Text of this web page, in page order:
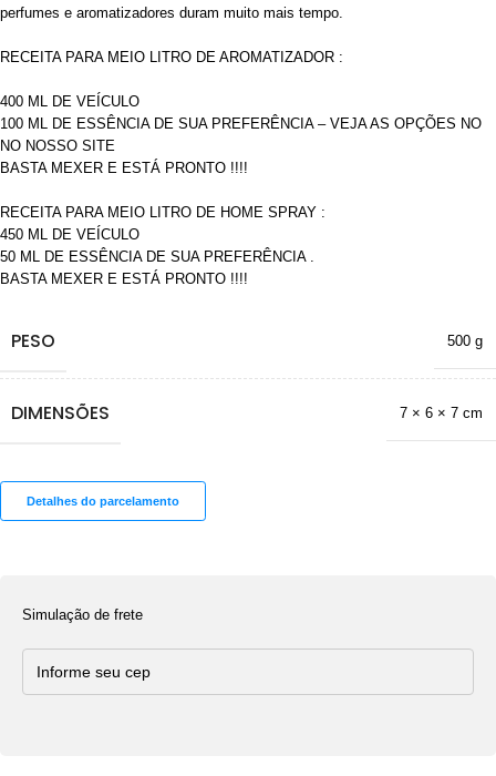
perfumes e aromatizadores duram muito mais tempo.
RECEITA PARA MEIO LITRO DE AROMATIZADOR :
400 ML DE VEÍCULO
100 ML DE ESSÊNCIA DE SUA PREFERÊNCIA – VEJA AS OPÇÕES NO
NO NOSSO SITE
BASTA MEXER E ESTÁ PRONTO !!!!
RECEITA PARA MEIO LITRO DE HOME SPRAY :
450 ML DE VEÍCULO
50 ML DE ESSÊNCIA DE SUA PREFERÊNCIA .
BASTA MEXER E ESTÁ PRONTO !!!!
PESO 500 g
DIMENSÕES 7 × 6 × 7 cm
Detalhes do parcelamento
Simulação de frete